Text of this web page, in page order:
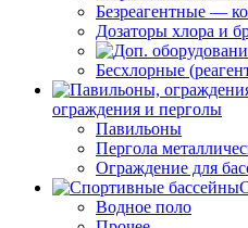
Безреагентные —
Дозаторы хлора и
Бесхлорные
ограждения и перголы
Павильоны
Пергола
Ограждение для
Водное поло